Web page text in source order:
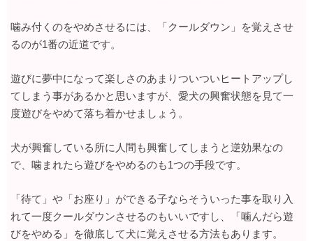
噛み付くのをやめさせるには、「クールダウン」を覚えさせ
るのが1番の近道です。
遊びに夢中になって楽しさのあまりついついヒートアップし
てしまう事があるかと思いますが、愛犬の興奮状態を見て一
度遊びをやめて落ち着かせましょう。
犬が興奮している所に人間も興奮してしまうと逆効果なの
で、噛まれたら遊びをやめるのも1つの手段です。
「待て」や「お座り」ができる子ならそういった事を取り入
れて一度クールダウンさせるのもいいですし、「噛んだら遊
びをやめる」を徹底して犬に覚えさせる方法もあります。